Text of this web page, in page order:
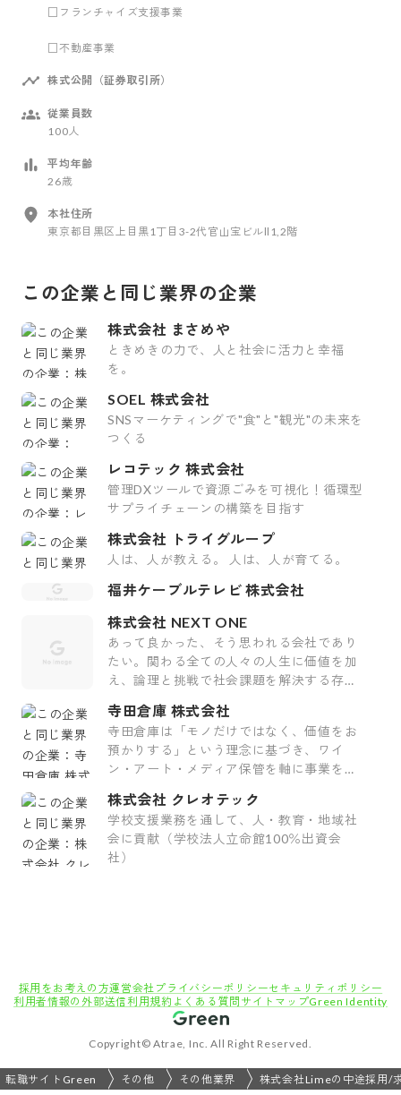
□フランチャイズ支援事業
□不動産事業
株式公開（証券取引所）
従業員数
100人
平均年齢
26歳
本社住所
東京都目黒区上目黒1丁目3-2代官山宝ビルⅡ1,2階
この企業と同じ業界の企業
株式会社 まさめや
ときめきの力で、人と社会に活力と幸福
を。
SOEL 株式会社
SNSマーケティングで"食"と"観光"の未来を
つくる
レコテック 株式会社
管理DXツールで資源ごみを可視化！循環型
サプライチェーンの構築を目指す
株式会社 トライグループ
人は、人が教える。 人は、人が育てる。
福井ケーブルテレビ 株式会社
株式会社 NEXT ONE
あって良かった、そう思われる会社であり
たい。関わる全ての人々の人生に価値を加
え、論理と挑戦で社会課題を解決する存在
寺田倉庫 株式会社
寺田倉庫は「モノだけではなく、価値をお
預かりする」という理念に基づき、ワイ
ン・アート・メディア保管を軸に事業を展
株式会社 クレオテック
学校支援業務を通して、人・教育・地域社
会に貢献（学校法人立命館100％出資会
社）
採用をお考えの方運営会社 プライバシーポリシーセキュリティポリシー
利用者情報の外部送信利用規約 よくある質問 サイトマップGreen Identity
Copyright© Atrae, Inc. All Right Reserved.
転職サイトGreen その他 その他業界 株式会社Limeの中途採用/